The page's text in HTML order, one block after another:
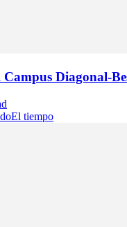
Campus Diagonal-
El tiempo